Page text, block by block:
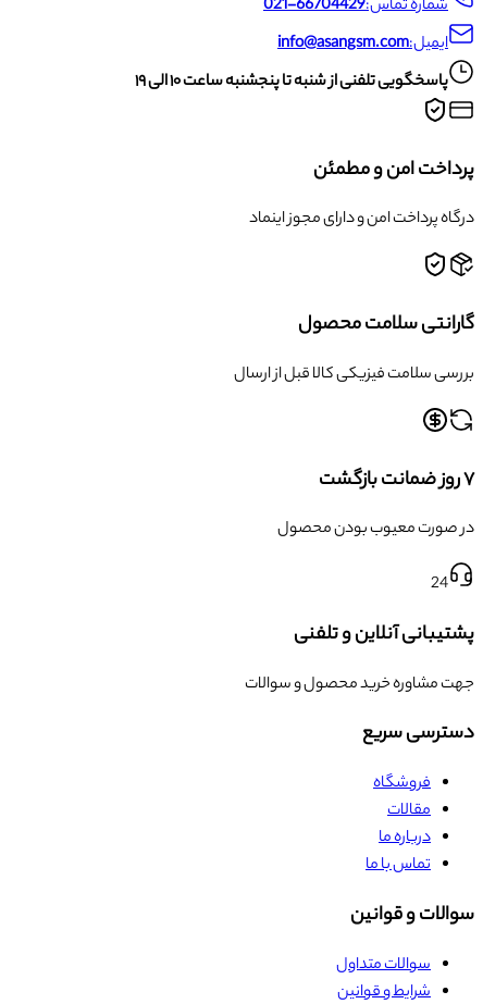
شماره تماس:021-66704429
ایمیل:info@asangsm.com
پاسخگویی تلفنی از شنبه تا پنجشنبه ساعت ۱۰ الی ۱۹
پرداخت امن و مطمئن
درگاه پرداخت امن و دارای مجوز اینماد
گارانتی سلامت محصول
بررسی سلامت فیزیکی کالا قبل از ارسال
۷ روز ضمانت بازگشت
در صورت معیوب بودن محصول
24
پشتیبانی آنلاین و تلفنی
جهت مشاوره خرید محصول و سوالات
دسترسی سریع
فروشگاه
مقالات
درباره ما
تماس با ما
سوالات و قوانین
سوالات متداول
شرایط و قوانین